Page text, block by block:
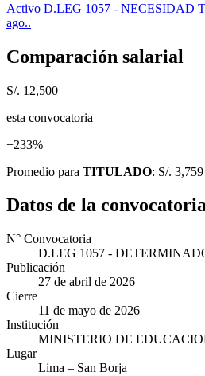
Activo D.LEG 1057 - NECESIDAD
ago..
Comparación salarial
S/. 12,500
esta convocatoria
+233%
Promedio para TITULADO: S/. 3,759
Datos de la
N° Convocatoria
D.LEG 1057 -
Publicación
27 de abril de 2026
Cierre
11 de mayo de 2026
Institución
MINISTERIO DE
Lugar
Lima – San Borja